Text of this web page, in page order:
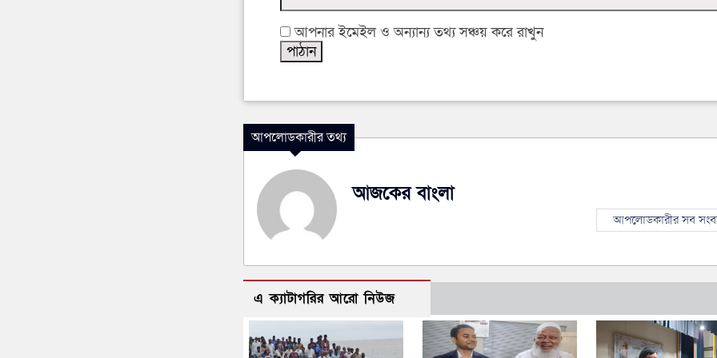
আপনার ইমেইল ও অন্যান্য তথ্য সঞ্চয় করে রাখুন
আপলোডকারীর তথ্য
আজকের বাংলা
আপলোডকারীর সব
এ ক্যাটাগরির আরো নিউজ